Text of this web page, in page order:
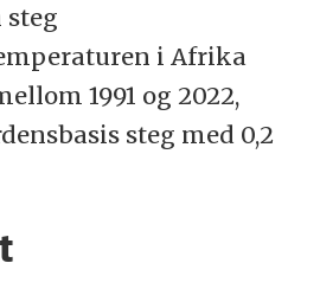
i Afrika
1991 og 2022,
steg med 0,2